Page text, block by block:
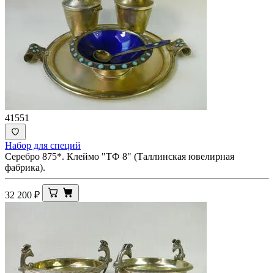
41551
Набор для специй
Серебро 875*. Клеймо "ТФ 8" (Таллинская ювелирная
фабрика).
32 200 ₽